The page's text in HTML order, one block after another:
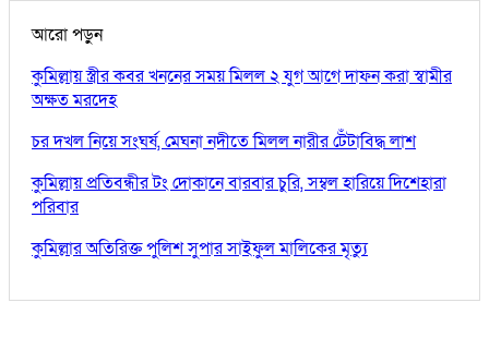
আরো পড়ুন
কুমিল্লায় স্ত্রীর কবর খননের সময় মিলল ২ যুগ আগে দাফন করা স্বামীর
অক্ষত মরদেহ
চর দখল নিয়ে সংঘর্ষ, মেঘনা নদীতে মিলল নারীর টেঁটাবিদ্ধ লাশ
কুমিল্লায় প্রতিবন্ধীর টং দোকানে বারবার চুরি, সম্বল হারিয়ে দিশেহারা
পরিবার
কুমিল্লার অতিরিক্ত পুলিশ সুপার সাইফুল মালিকের মৃত্যু